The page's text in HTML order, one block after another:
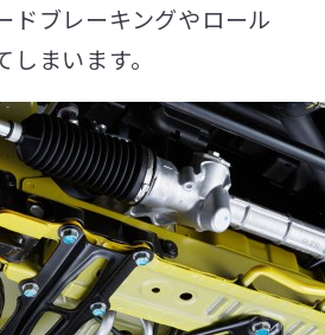
ドブレーキングやロール
まいます。